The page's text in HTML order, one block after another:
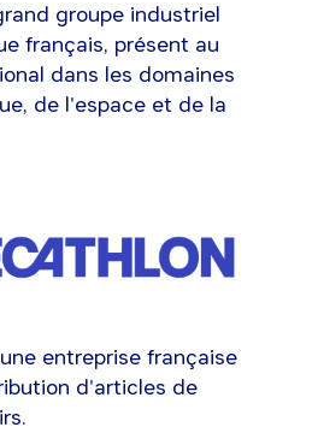
groupe industriel
français, présent au
dans les domaines
de l'espace et de la
entreprise française
d'articles de